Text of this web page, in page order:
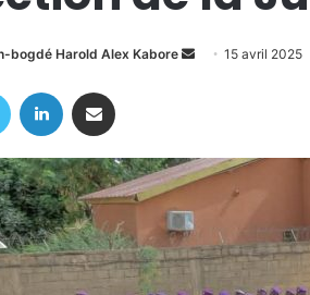
bogdé Harold Alex Kabore
Envoyer15 avril 2025
Twitter Linkedin